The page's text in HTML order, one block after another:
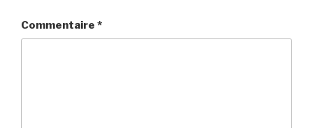
Commentaire *